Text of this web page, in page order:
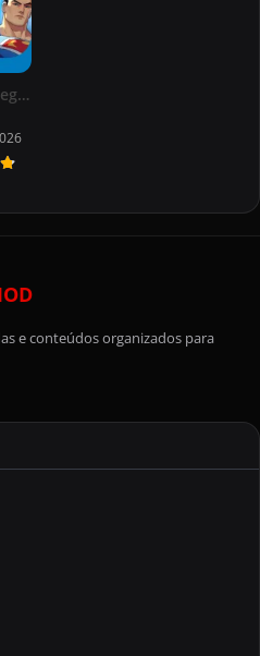
DC: Dark Legion™
e conteúdos organizados para